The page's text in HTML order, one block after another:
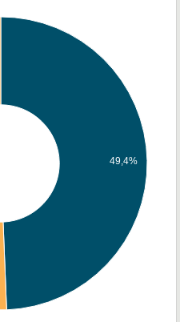
49,4%